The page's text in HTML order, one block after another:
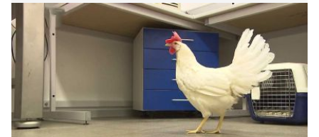
která odhaluje existenci genových alel a dokáže
fenotypové poměry u potomků nejen popisovat, ale
i předpovídat.